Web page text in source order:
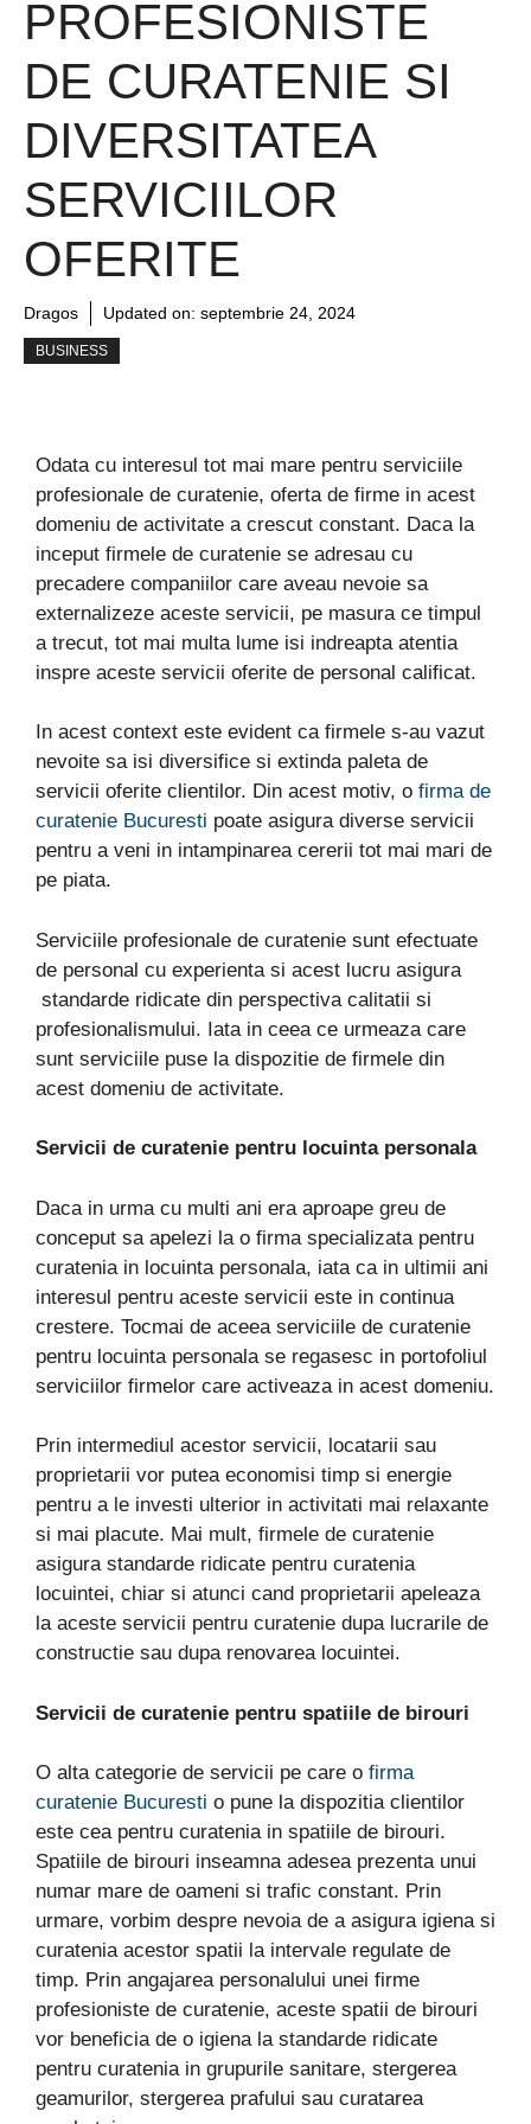
PROFESIONISTE
DE CURATENIE SI
DIVERSITATEA
SERVICIILOR
OFERITE
Dragos Updated on: septembrie 24, 2024
BUSINESS
Odata cu interesul tot mai mare pentru serviciile
profesionale de curatenie, oferta de firme in acest
domeniu de activitate a crescut constant. Daca la
inceput firmele de curatenie se adresau cu
precadere companiilor care aveau nevoie sa
externalizeze aceste servicii, pe masura ce timpul
a trecut, tot mai multa lume isi indreapta atentia
inspre aceste servicii oferite de personal calificat.
In acest context este evident ca firmele s-au vazut
nevoite sa isi diversifice si extinda paleta de
servicii oferite clientilor. Din acest motiv, o firma de
curatenie Bucuresti poate asigura diverse servicii
pentru a veni in intampinarea cererii tot mai mari de
pe piata.
Serviciile profesionale de curatenie sunt efectuate
de personal cu experienta si acest lucru asigura
standarde ridicate din perspectiva calitatii si
profesionalismului. Iata in ceea ce urmeaza care
sunt serviciile puse la dispozitie de firmele din
acest domeniu de activitate.
Servicii de curatenie pentru locuinta personala
Daca in urma cu multi ani era aproape greu de
conceput sa apelezi la o firma specializata pentru
curatenia in locuinta personala, iata ca in ultimii ani
interesul pentru aceste servicii este in continua
crestere. Tocmai de aceea serviciile de curatenie
pentru locuinta personala se regasesc in portofoliul
serviciilor firmelor care activeaza in acest domeniu.
Prin intermediul acestor servicii, locatarii sau
proprietarii vor putea economisi timp si energie
pentru a le investi ulterior in activitati mai relaxante
si mai placute. Mai mult, firmele de curatenie
asigura standarde ridicate pentru curatenia
locuintei, chiar si atunci cand proprietarii apeleaza
la aceste servicii pentru curatenie dupa lucrarile de
constructie sau dupa renovarea locuintei.
Servicii de curatenie pentru spatiile de birouri
O alta categorie de servicii pe care o firma
curatenie Bucuresti o pune la dispozitia clientilor
este cea pentru curatenia in spatiile de birouri.
Spatiile de birouri inseamna adesea prezenta unui
numar mare de oameni si trafic constant. Prin
urmare, vorbim despre nevoia de a asigura igiena si
curatenia acestor spatii la intervale regulate de
timp. Prin angajarea personalului unei firme
profesioniste de curatenie, aceste spatii de birouri
vor beneficia de o igiena la standarde ridicate
pentru curatenia in grupurile sanitare, stergerea
geamurilor, stergerea prafului sau curatarea